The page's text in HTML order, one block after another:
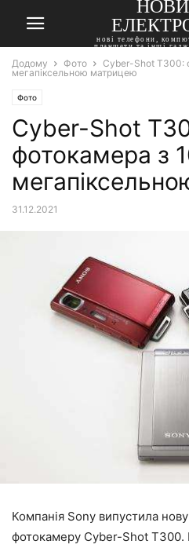
нові телефони,
планшети та інші
Додому Фото
Cyber-Shot T300:
мегапіксельною матрицею
Фото
Cyber-Shot
фотокамера з
31.12.2021
Компанія Sony випустила
фотокамеру Cyber-Shot T300.